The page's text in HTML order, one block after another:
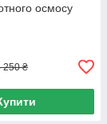
осмосу
250 ₴